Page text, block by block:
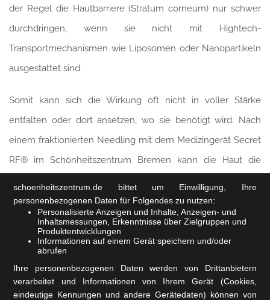
der Regel die Hautbarriere (Stratum corneum) nur schwer
durchdringen, wenn sie nicht mit Hightech-
Transportmechanismen wie Liposomen oder Nanopartikeln
ausgestattet sind.
Somit kann sich die Wirkung oft nicht in voller Stärke
entfalten oder dort ansetzen, wo sie benötigt wird. Nach
einem fraktionierten Needling mit dem Medizingerät Secret
RF® im Schönheitszentrum Bremen kann die Haut die
benötigt eine stark regenerationsfördernde Pflege.
Dringen nach dem fraktionierten Needling „negative“
Zusatzstoffe wie z. B. aggressive Konservierungsstoffe,
Duftstoffe u. ä. vermehrt ein, können sie die Haut belasten,
den Heilungsverlauf stören und Entzündungen hervorrufen.
schoenheitszentrum.de bittet um Einwilligung, Ihre
personenbezogenen Daten für Folgendes zu nutzen:
Personalisierte Anzeigen und Inhalte, Anzeigen- und
Inhaltsmessungen, Erkenntnisse über Zielgruppen und
Produktentwicklungen
Informationen auf einem Gerät speichern und/oder
abrufen
Ihre personenbezogenen Daten werden von Drittanbietern
verarbeitet und Informationen von Ihrem Gerät (Cookies,
eindeutige Kennungen und andere Gerätedaten) können von